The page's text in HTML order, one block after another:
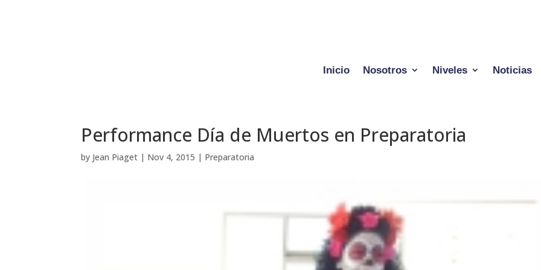
Inicio Nosotros Niveles Noticias
Performance Día de Muertos en Preparatoria
by Jean Piaget | Nov 4, 2015 | Preparatoria